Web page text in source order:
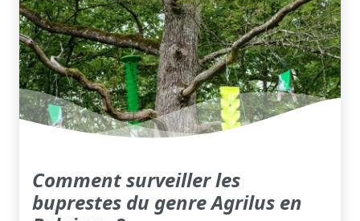
Comment surveiller les
buprestes du genre Agrilus en